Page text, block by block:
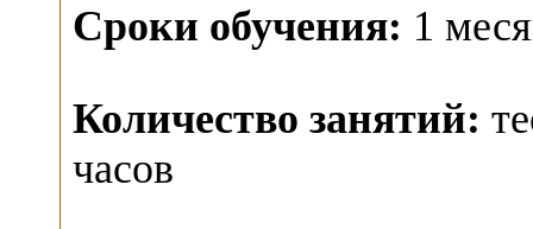
Сроки обучения: 1
Количество занятий:
часов